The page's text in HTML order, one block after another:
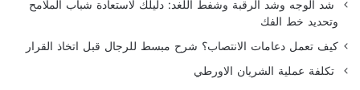
شد الوجه وشد الرقبة وشفط اللغد: دليلك لاستعادة شباب الملامح
وتحديد خط الفك
كيف تعمل دعامات الانتصاب؟ شرح مبسط للرجال قبل اتخاذ القرار
تكلفة عملية الشريان الاورطي